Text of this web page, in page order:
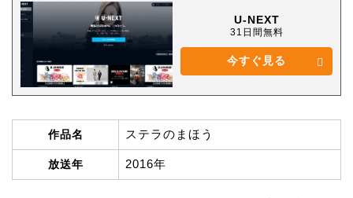
U-NEXT
31日間無料
今すぐ見る
作品名 ステラのまほう
放送年 2016年